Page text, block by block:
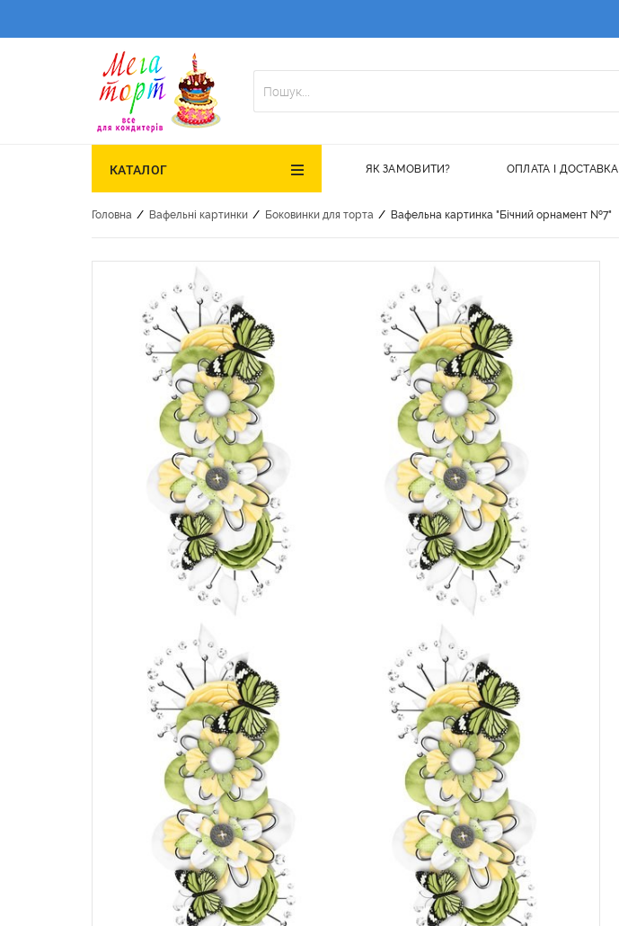
КАТАЛОГ ЯК ЗАМОВИТИ? ОПЛАТА І ДОСТАВКА
Головна / Вафельні картинки / Боковинки для торта / Вафельна картинка "Бічний орнамент №7"